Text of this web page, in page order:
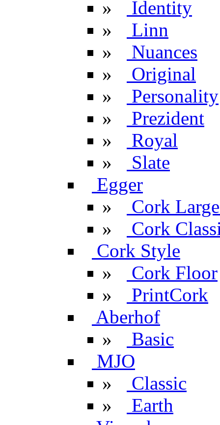
»
Identity
»
Linn
»
Nuances
»
Original
»
Personality
»
Prezident
»
Royal
»
Slate
Egger
»
Cork
»
Cork
Cork Style
»
Cork Floor
»
PrintCork
Aberhof
»
Basic
MJO
»
Classic
»
Earth